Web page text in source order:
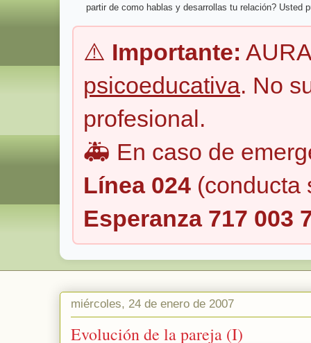
partir de como hablas y desarrollas tu relación? Usted
⚠️ Importante:
psicoeducativa. No
profesional.
🚑 En caso de
Línea 024 (conducta
Esperanza 717 003
miércoles, 24 de enero de 2007
Evolución de la pareja (I)